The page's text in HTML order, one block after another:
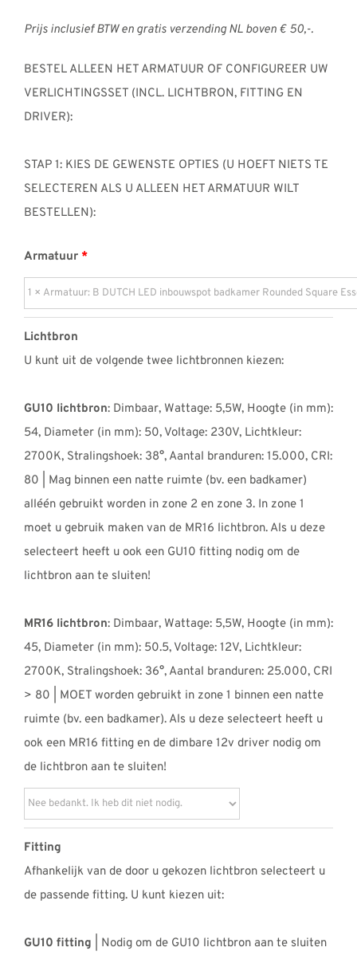
Prijs inclusief BTW en gratis verzending NL boven € 50,-.
BESTEL ALLEEN HET ARMATUUR OF CONFIGUREER UW
VERLICHTINGSSET (INCL. LICHTBRON, FITTING EN
DRIVER):
STAP 1: KIES DE GEWENSTE OPTIES (U HOEFT NIETS TE
SELECTEREN ALS U ALLEEN HET ARMATUUR WILT
BESTELLEN):
Armatuur
Lichtbron
U kunt uit de volgende twee lichtbronnen kiezen:
GU10 lichtbron: Dimbaar, Wattage: 5,5W, Hoogte (in mm):
54, Diameter (in mm): 50, Voltage: 230V, Lichtkleur:
2700K, Stralingshoek: 38°, Aantal branduren: 15.000, CRI:
80 | Mag binnen een natte ruimte (bv. een badkamer)
alléén gebruikt worden in zone 2 en zone 3. In zone 1
moet u gebruik maken van de MR16 lichtbron. Als u deze
selecteert heeft u ook een GU10 fitting nodig om de
lichtbron aan te sluiten!
MR16 lichtbron: Dimbaar, Wattage: 5,5W, Hoogte (in mm):
45, Diameter (in mm): 50.5, Voltage: 12V, Lichtkleur:
2700K, Stralingshoek: 36°, Aantal branduren: 25.000, CRI
> 80 | MOET worden gebruikt in zone 1 binnen een natte
ruimte (bv. een badkamer). Als u deze selecteert heeft u
ook een MR16 fitting en de dimbare 12v driver nodig om
de lichtbron aan te sluiten!
Fitting
Afhankelijk van de door u gekozen lichtbron selecteert u
de passende fitting. U kunt kiezen uit:
GU10 fitting | Nodig om de GU10 lichtbron aan te sluiten